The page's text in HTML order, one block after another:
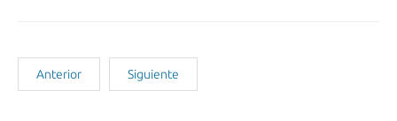
Anterior Siguiente